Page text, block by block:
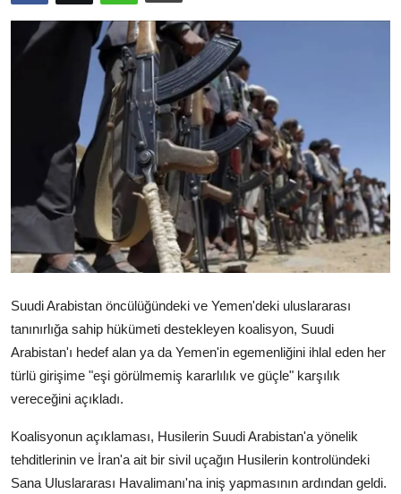
Galeri
İletişim
Türkçe Kurdi
Suudi Arabistan öncülüğündeki ve Yemen'deki uluslararası
tanınırlığa sahip hükümeti destekleyen koalisyon, Suudi
Arabistan'ı hedef alan ya da Yemen'in egemenliğini ihlal eden her
türlü girişime "eşi görülmemiş kararlılık ve güçle" karşılık
vereceğini açıkladı.
Koalisyonun açıklaması, Husilerin Suudi Arabistan'a yönelik
tehditlerinin ve İran'a ait bir sivil uçağın Husilerin kontrolündeki
Sana Uluslararası Havalimanı'na iniş yapmasının ardından geldi.